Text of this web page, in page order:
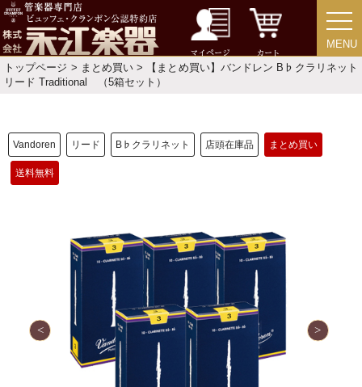
マイページ カート
MENU
MENU
トップページ > まとめ買い > 【まとめ買い】バンドレン B♭クラリネット
リード Traditional （5箱セット）
Vandoren リード B♭クラリネット 店頭在庫品 まとめ買い
送料無料
新規会員登録 ログイン・マイページ
よくあるご質問 会社紹介